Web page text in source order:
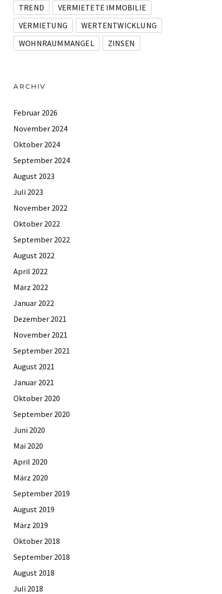
TREND
VERMIETETE IMMOBILIE
VERMIETUNG
WERTENTWICKLUNG
WOHNRAUMMANGEL
ZINSEN
ARCHIV
Februar 2026
November 2024
Oktober 2024
September 2024
August 2023
Juli 2023
November 2022
Oktober 2022
September 2022
August 2022
April 2022
März 2022
Januar 2022
Dezember 2021
November 2021
September 2021
August 2021
Januar 2021
Oktober 2020
September 2020
Juni 2020
Mai 2020
April 2020
März 2020
September 2019
August 2019
März 2019
Oktober 2018
September 2018
August 2018
Juli 2018